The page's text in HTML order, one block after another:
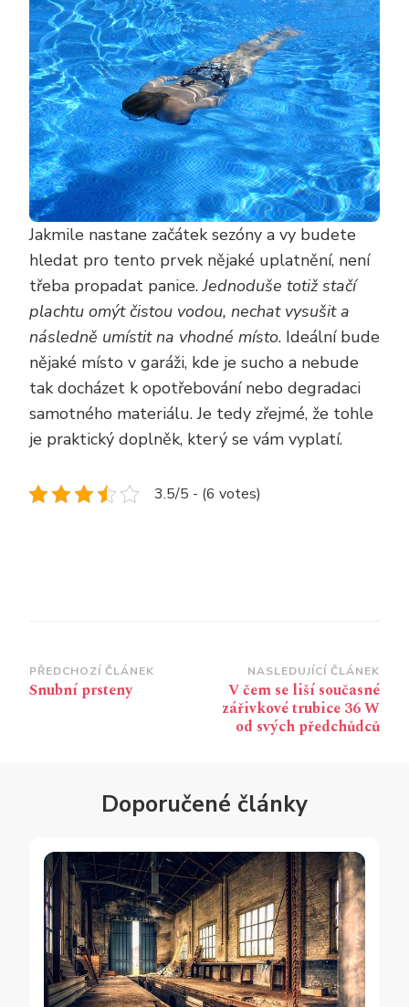
Jakmile nastane začátek sezóny a vy budete
hledat pro tento prvek nějaké uplatnění, není
třeba propadat panice.Jednoduše totiž stačí
plachtu omýt čistou vodou, nechat vysušit a
následně umístit na vhodné místo. Ideální bude
nějaké místo v garáži, kde je sucho a nebude
tak docházet k opotřebování nebo degradaci
samotného materiálu. Je tedy zřejmé, že tohle
je praktický doplněk, který se vám vyplatí.
3.5/5 - (6 votes)
Navigace
příspěvku
PŘEDCHOZÍ ČLÁNEK
Snubní prsteny
NASLEDUJÍCÍ ČLÁNEK
V čem se liší současné
zářivkové trubice 36 W
od svých předchůdců
Doporučené články